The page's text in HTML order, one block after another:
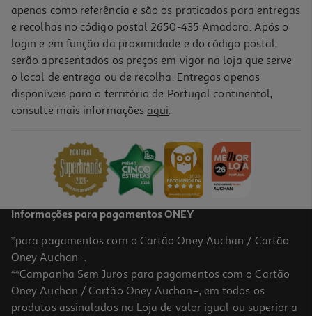
Atum Santa Catarina Filete Azeite Biológico 120g
apenas como referência e são os praticados para entregas
e recolhas no código postal 2650-435 Amadora. Após o
login e em função da proximidade e do código postal,
serão apresentados os preços em vigor na loja que serve
o local de entrega ou de recolha. Entregas apenas
disponíveis para o território de Portugal continental,
consulte mais informações aqui.
Informações para pagamentos ONEY
*para pagamentos com o Cartão Oney Auchan / Cartão
Oney Auchan+.
**Campanha Sem Juros para pagamentos com o Cartão
Oney Auchan / Cartão Oney Auchan+, em todos os
produtos assinalados na Loja de valor igual ou superior a